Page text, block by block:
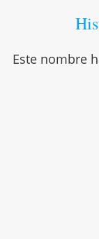
Este nombre